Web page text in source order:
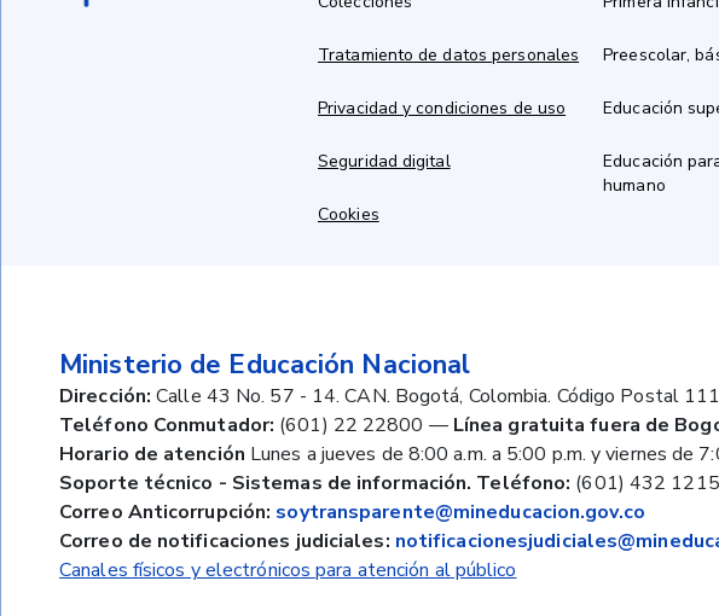
Tratamiento de datos personales
Privacidad y condiciones de uso
Seguridad digital
Cookies
Preescolar,
Educación
Educación
humano
Ministerio de Educación Nacional
Dirección: Calle 43 No. 57 - 14. CAN. Bogotá, Colombia. Código Postal
Teléfono Conmutador: (601) 22 22800 — Línea gratuita fuera de
Horario de atención Lunes a jueves de 8:00 a.m. a 5:00 p.m. y viernes de
Soporte técnico - Sistemas de información. Teléfono: (601) 432 1215
Correo Anticorrupción: soytransparente@mineducacion.gov.co
Correo de notificaciones judiciales:
Canales físicos y electrónicos para atención al público